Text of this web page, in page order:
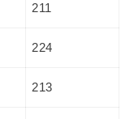
211
224
213